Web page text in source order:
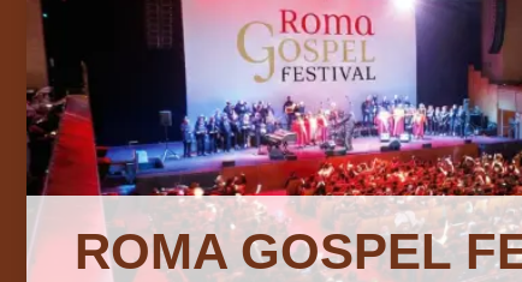
ROMA GOSPEL